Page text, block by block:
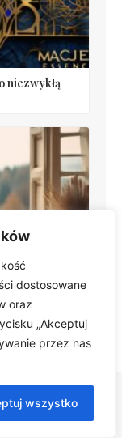
dostosowane
oraz
„Akceptuj
przez nas
wszystko
niezwykłą
i inspiracja